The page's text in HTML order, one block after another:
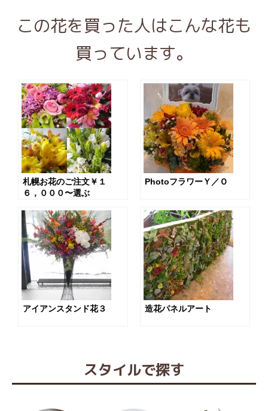
この花を買った人はこんな花も
買っています。
札幌お花のご注文￥１
６，０００〜選ぶ
PhotoフラワーＹ／Ｏ
アイアンスタンド花３ 造花パネルアート
スタイルで探す